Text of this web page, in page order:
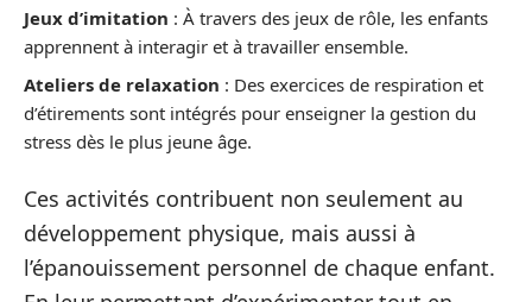
Jeux d’imitation : À travers des jeux de rôle, les enfants
apprennent à interagir et à travailler ensemble.
Ateliers de relaxation : Des exercices de respiration et
d’étirements sont intégrés pour enseigner la gestion du
stress dès le plus jeune âge.
Ces activités contribuent non seulement au
développement physique, mais aussi à
l’épanouissement personnel de chaque enfant.